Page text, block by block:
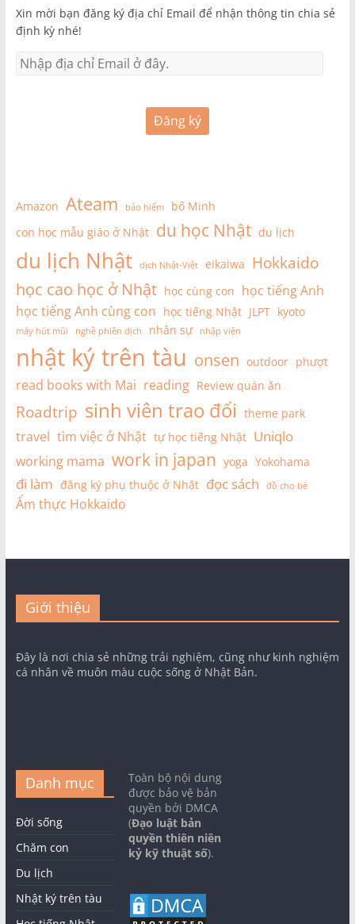
Xin mời bạn đăng ký địa chỉ Email để nhận thông tin chia sẻ
định kỳ nhé!
Đăng ký
Amazon Ateam bảo hiểm
bố Minh
con học mẫu giáo ở Nhật du học Nhật du lịch
du lịch Nhật dịch Nhật-Việt eikaiwa Hokkaido
học cao học ở Nhật học cùng con học tiếng Anh
học tiếng Anh cùng con học tiếng Nhật JLPT kyoto
máy hút mũi nghề phiên dịch nhân sự nhập viện
nhật ký trên tàu onsen outdoor phượt
read books with Mai reading Review quán ăn
Roadtrip sinh viên trao đổi theme park
travel tìm việc ở Nhật tự học tiếng Nhật Uniqlo
working mama work in japan yoga Yokohama
đi làm đăng ký phụ thuộc ở Nhật đọc sách đồ cho bé
Ẩm thực Hokkaido
Giới thiệu
Đây là nơi chia sẻ những trải nghiệm, cũng như kinh nghiệm
cá nhân về muôn màu cuộc sống ở Nhật Bản.
Danh mục
Đời sống
Chăm con
Du lịch
Nhật ký trên tàu
Toàn bộ nội dung
được bảo vệ bản
quyền bởi DMCA
(Đạo luật bản
quyền thiên niên
kỷ kỹ thuật số).